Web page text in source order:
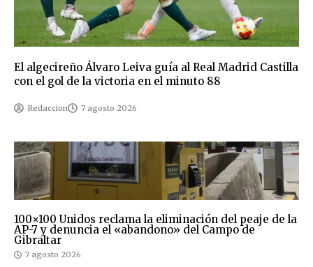
El algecireño Álvaro Leiva guía al Real Madrid Castilla
con el gol de la victoria en el minuto 88
Redaccion 7 agosto 2026
100×100 Unidos reclama la eliminación del peaje de la
AP-7 y denuncia el «abandono» del Campo de
Gibraltar
7 agosto 2026